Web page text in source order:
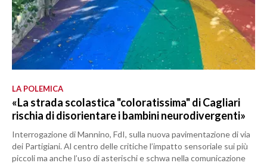
LA POLEMICA
«La strada scolastica "coloratissima" di Cagliari
rischia di disorientare i bambini neurodivergenti»
Interrogazione di Mannino, FdI, sulla nuova pavimentazione di via
dei Partigiani. Al centro delle critiche l’impatto sensoriale sui più
piccoli ma anche l’uso di asterischi e schwa nella comunicazione